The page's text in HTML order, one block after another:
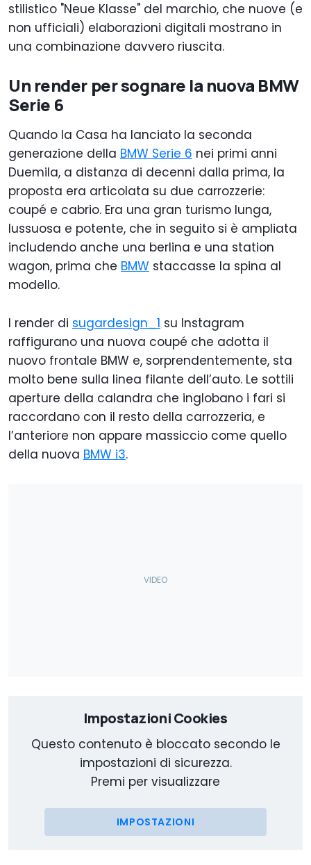
stilistico "Neue Klasse" del marchio, che nuove (e
non ufficiali) elaborazioni digitali mostrano in
una combinazione davvero riuscita.
Un render per sognare la nuova BMW
Serie 6
Quando la Casa ha lanciato la seconda
generazione della BMW Serie 6 nei primi anni
Duemila, a distanza di decenni dalla prima, la
proposta era articolata su due carrozzerie:
coupé e cabrio. Era una gran turismo lunga,
lussuosa e potente, che in seguito si è ampliata
includendo anche una berlina e una station
wagon, prima che BMW staccasse la spina al
modello.
I render di sugardesign_1 su Instagram
raffigurano una nuova coupé che adotta il
nuovo frontale BMW e, sorprendentemente, sta
molto bene sulla linea filante dell’auto. Le sottili
aperture della calandra che inglobano i fari si
raccordano con il resto della carrozzeria, e
l’anteriore non appare massiccio come quello
della nuova BMW i3.
Impostazioni Cookies
Questo contenuto è bloccato secondo le
impostazioni di sicurezza.
Premi per visualizzare
IMPOSTAZIONI